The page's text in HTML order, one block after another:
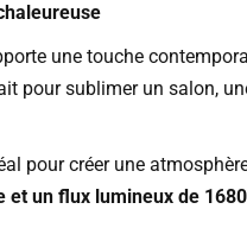
une touche
pour sublimer un salon,
pour créer une
et un flux lumineux de